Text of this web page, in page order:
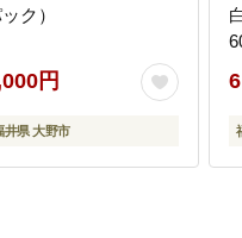
ク）
円
井県 大野市